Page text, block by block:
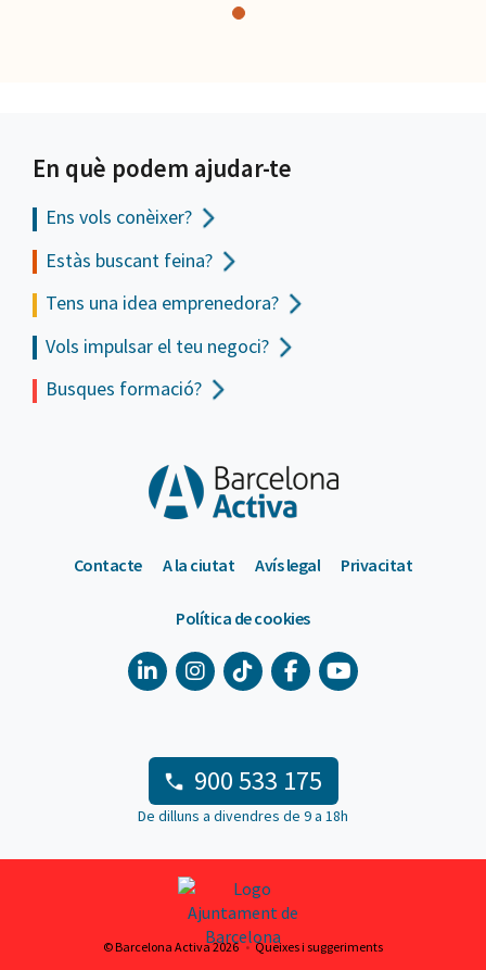
En què podem ajudar-te
Ens vols conèixer?
Estàs buscant feina?
Tens una idea emprenedora?
Vols impulsar el teu negoci?
Busques formació?
Contacte A la ciutat Avís legal Privacitat
Política de cookies
900 533 175
De dilluns a divendres de 9 a 18h
© Barcelona Activa 2026 Queixes i suggeriments